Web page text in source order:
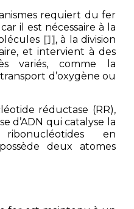
requiert du fer
il est nécessaire à la
[1], à la division
et intervient à des
variés, comme la
d’oxygène ou
réductase (RR),
d’ADN qui catalyse la
en
deux atomes